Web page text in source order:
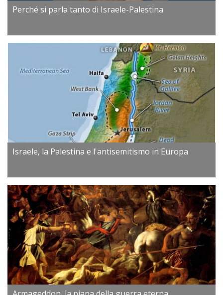
Perché si parla tanto di Israele-Palestina
Israele, la Palestina e l'antisemitismo in Europa